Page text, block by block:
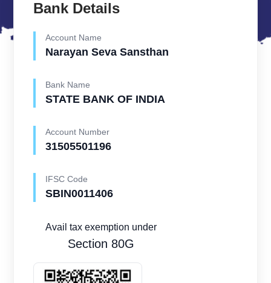
Bank Details
Account Name
Narayan Seva Sansthan
Bank Name
STATE BANK OF INDIA
Account Number
31505501196
IFSC Code
SBIN0011406
Avail tax exemption under
Section 80G